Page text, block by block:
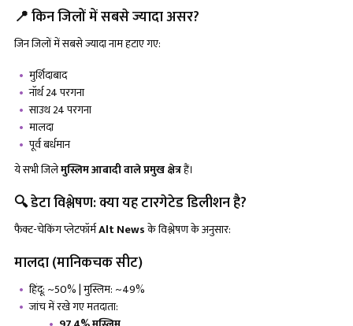
📍 किन जिलों में सबसे ज्यादा असर?
जिन जिलों में सबसे ज्यादा नाम हटाए गए:
मुर्शिदाबाद
नॉर्थ 24 परगना
साउथ 24 परगना
मालदा
पूर्व बर्धमान
ये सभी जिलेमुस्लिम आबादी वाले प्रमुख क्षेत्रहैं।
🔍 डेटा विश्लेषण: क्या यह टारगेटेड डिलीशन है?
फैक्ट-चेकिंग प्लेटफॉर्मAlt Newsके विश्लेषण के अनुसार:
मालदा (मानिकचक सीट)
हिंदू: ~50% | मुस्लिम: ~49%
जांच में रखे गए मतदाता: